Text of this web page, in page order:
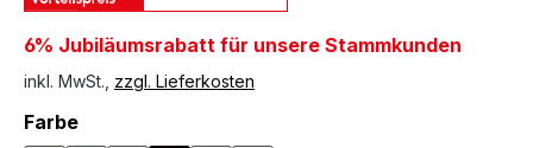
6% Jubiläumsrabatt für unsere Stammkunden
inkl. MwSt., zzgl. Lieferkosten
Farbeauswählen